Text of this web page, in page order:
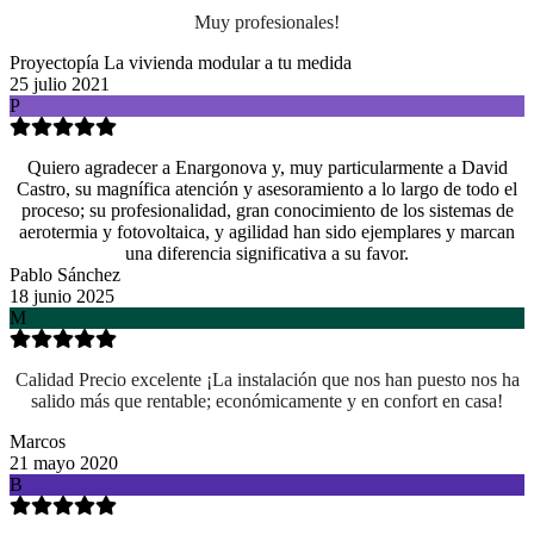
Muy profesionales!
Proyectopía La vivienda modular a tu medida
25 julio 2021
P
Quiero agradecer a Enargonova y, muy particularmente a David
Castro, su magnífica atención y asesoramiento a lo largo de todo el
proceso; su profesionalidad, gran conocimiento de los sistemas de
aerotermia y fotovoltaica, y agilidad han sido ejemplares y marcan
una diferencia significativa a su favor.
Pablo Sánchez
18 junio 2025
M
Calidad Precio excelente ¡La instalación que nos han puesto nos ha
salido más que rentable; económicamente y en confort en casa!
Marcos
21 mayo 2020
B